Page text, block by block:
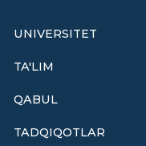
UNIVERSITET
TA'LIM
QABUL
TADQIQOTLAR